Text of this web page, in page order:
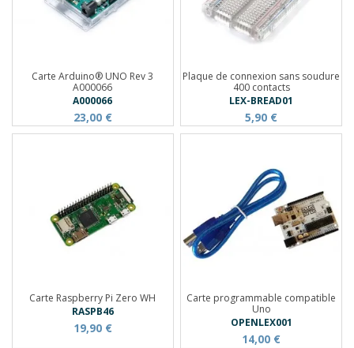
Carte Arduino® UNO Rev 3
A000066
A000066
23,00 €
Plaque de connexion sans soudure
400 contacts
LEX-BREAD01
5,90 €
Carte Raspberry Pi Zero WH
RASPB46
19,90 €
Carte programmable compatible
Uno
OPENLEX001
14,00 €